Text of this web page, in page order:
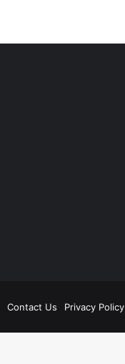
Contact Us Privacy Policy